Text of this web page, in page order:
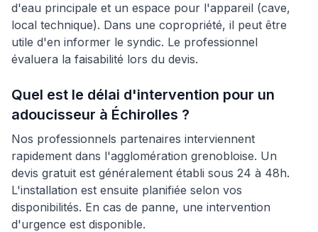
d'eau principale et un espace pour l'appareil (cave,
local technique). Dans une copropriété, il peut être
utile d'en informer le syndic. Le professionnel
évaluera la faisabilité lors du devis.
Quel est le délai d'intervention pour un
adoucisseur à Échirolles ?
Nos professionnels partenaires interviennent
rapidement dans l'agglomération grenobloise. Un
devis gratuit est généralement établi sous 24 à 48h.
L'installation est ensuite planifiée selon vos
disponibilités. En cas de panne, une intervention
d'urgence est disponible.